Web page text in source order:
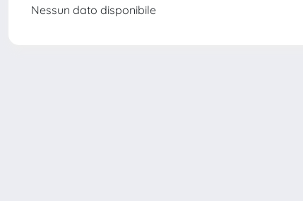
Nessun dato disponibile